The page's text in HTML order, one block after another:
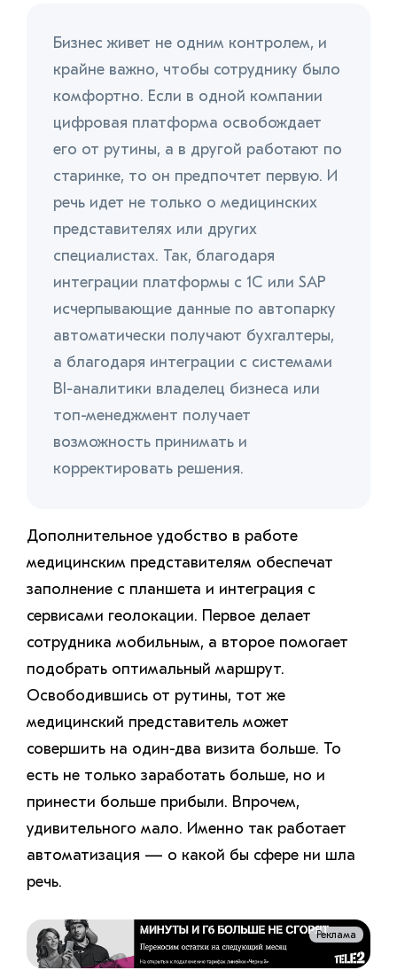
Бизнес живет не одним контролем, и
крайне важно, чтобы сотруднику было
комфортно. Если в одной компании
цифровая платформа освобождает
его от рутины, а в другой работают по
старинке, то он предпочтет первую. И
речь идет не только о медицинских
представителях или других
специалистах. Так, благодаря
интеграции платформы с 1С или SAP
исчерпывающие данные по автопарку
автоматически получают бухгалтеры,
а благодаря интеграции с системами
BI-аналитики владелец бизнеса или
топ-менеджмент получает
возможность принимать и
корректировать решения.
Дополнительное удобство в работе
медицинским представителям обеспечат
заполнение с планшета и интеграция с
сервисами геолокации. Первое делает
сотрудника мобильным, а второе помогает
подобрать оптимальный маршрут.
Освободившись от рутины, тот же
медицинский представитель может
совершить на один-два визита больше. То
есть не только заработать больше, но и
принести больше прибыли. Впрочем,
удивительного мало. Именно так работает
автоматизация — о какой бы сфере ни шла
речь.
Реклама